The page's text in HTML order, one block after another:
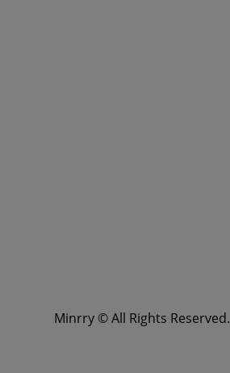
Minrry © All Rights Reserved.